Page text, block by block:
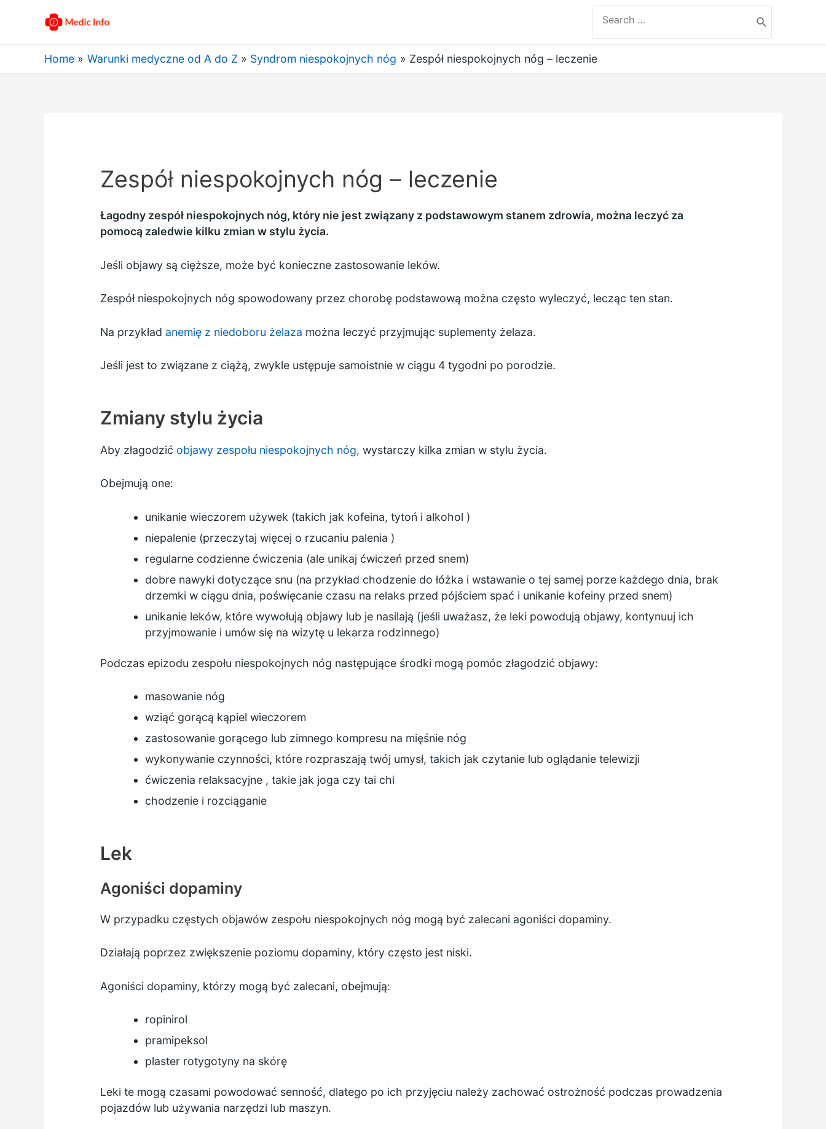
for:
Home Warunki medyczne od A do Z Syndrom niespokojnych nóg Zespół niespokojnych nóg – leczenie
Zespół niespokojnych nóg – leczenie
Łagodny zespół niespokojnych nóg, który nie jest związany z podstawowym stanem zdrowia, można leczyć za
pomocą zaledwie kilku zmian w stylu życia.
Jeśli objawy są cięższe, może być konieczne zastosowanie leków.
Zespół niespokojnych nóg spowodowany przez chorobę podstawową można często wyleczyć, lecząc ten stan.
Na przykład anemię z niedoboru żelaza można leczyć przyjmując suplementy żelaza.
Jeśli jest to związane z ciążą, zwykle ustępuje samoistnie w ciągu 4 tygodni po porodzie.
Zmiany stylu życia
Aby złagodzić objawy zespołu niespokojnych nóg, wystarczy kilka zmian w stylu życia.
Obejmują one:
unikanie wieczorem używek (takich jak kofeina, tytoń i alkohol )
niepalenie (przeczytaj więcej o rzucaniu palenia )
regularne codzienne ćwiczenia (ale unikaj ćwiczeń przed snem)
dobre nawyki dotyczące snu (na przykład chodzenie do łóżka i wstawanie o tej samej porze każdego dnia, brak
drzemki w ciągu dnia, poświęcanie czasu na relaks przed pójściem spać i unikanie kofeiny przed snem)
unikanie leków, które wywołują objawy lub je nasilają (jeśli uważasz, że leki powodują objawy, kontynuuj ich
przyjmowanie i umów się na wizytę u lekarza rodzinnego)
Podczas epizodu zespołu niespokojnych nóg następujące środki mogą pomóc złagodzić objawy:
masowanie nóg
wziąć gorącą kąpiel wieczorem
zastosowanie gorącego lub zimnego kompresu na mięśnie nóg
wykonywanie czynności, które rozpraszają twój umysł, takich jak czytanie lub oglądanie telewizji
ćwiczenia relaksacyjne , takie jak joga czytai chi
chodzenie i rozciąganie
Lek
Agoniści dopaminy
W przypadku częstych objawów zespołu niespokojnych nóg mogą być zalecani agoniści dopaminy.
Działają poprzez zwiększenie poziomu dopaminy, który często jest niski.
Agoniści dopaminy, którzy mogą być zalecani, obejmują:
ropinirol
pramipeksol
plaster rotygotyny na skórę
Leki te mogą czasami powodować senność, dlatego po ich przyjęciu należy zachować ostrożność podczas prowadzenia
pojazdów lub używania narzędzi lub maszyn.